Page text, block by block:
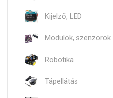
Kijelző, LED
Modulok, szenzorok
Robotika
Tápellátás